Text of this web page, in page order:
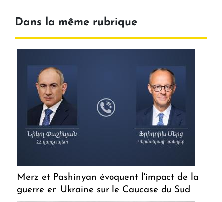
Dans la même rubrique
Merz et Pashinyan évoquent l'impact de la
guerre en Ukraine sur le Caucase du Sud